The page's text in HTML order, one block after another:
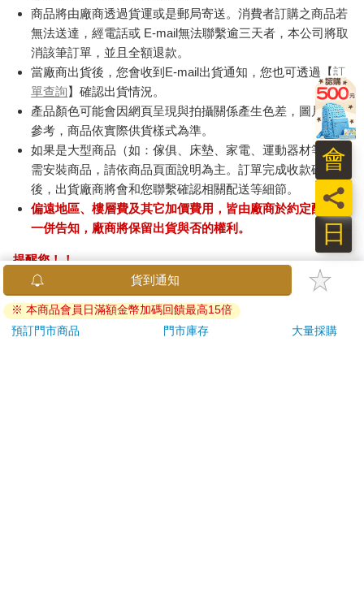
商品將由廠商透過貨運或是郵局寄送。消費者訂購之商品若
無法送達，經電話或 E-mail無法聯繫逾三天者，本公司將取
消該筆訂單，並且全額退款。
當廠商出貨後，您會收到E-mail出貨通知，您也可透過【訂
單查詢】確認出貨情況。
產品顏色可能會因網頁呈現與拍攝關係產生色差，圖片僅供
參考，商品依實際供貨樣式為準。
如果是大型商品（如：傢俱、床墊、家電、運動器材等）及
需安裝商品，請依商品頁面說明為主。訂單完成收款確認
後，出貨廠商將會和您聯繫確認相關配送等細節。
偏遠地區、樓層費及其它加價費用，皆由廠商於約定配送時
一併告知，廠商將保留出貨與否的權利。
提醒您！！
金石堂及銀行均不會請您操作ATM! 如接獲電話要求您前往
ATM提款機，請不要聽從指示，以免受騙上當！
退換貨須知：
日
員
會